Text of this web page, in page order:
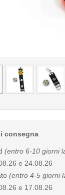
consegna
(entro 6-10 giorni
e 24.08.26
(entro 4-5 giorni
e 17.08.26